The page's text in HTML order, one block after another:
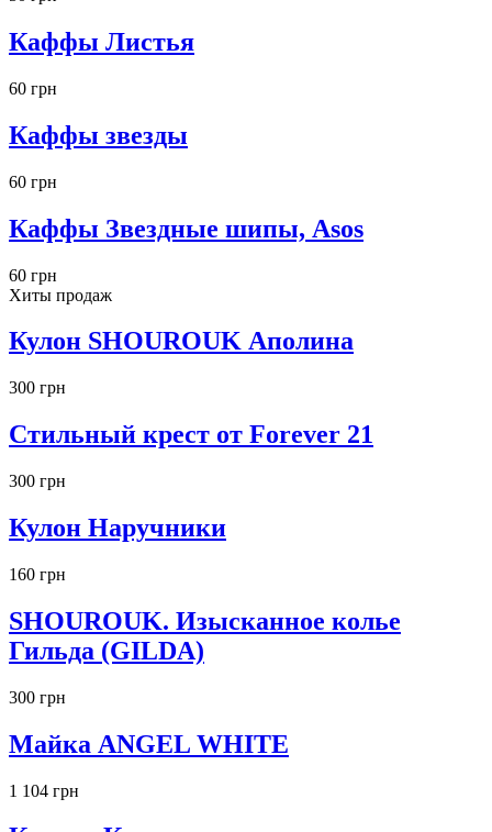
Каффы Листья
60 грн
Каффы звезды
60 грн
Каффы Звездные шипы, Asos
60 грн
Хиты продаж
Кулон SHOUROUK Аполина
300 грн
Стильный крест от Forever 21
300 грн
Кулон Наручники
160 грн
SHOUROUK. Изысканное колье
Гильда (GILDA)
300 грн
Майка ANGEL WHITE
1 104 грн